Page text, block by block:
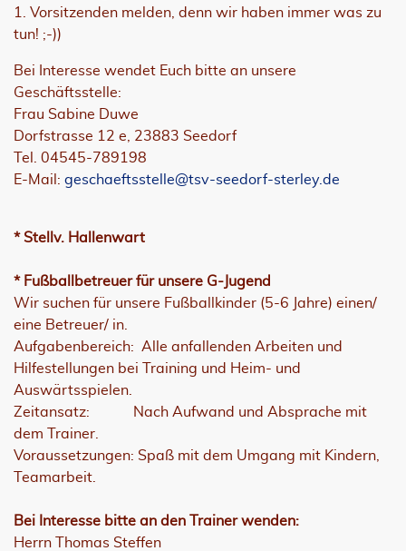
1. Vorsitzenden melden, denn wir haben immer was zu
tun! ;-))
Bei Interesse wendet Euch bitte an unsere
Geschäftsstelle:
Frau Sabine Duwe
Dorfstrasse 12 e, 23883 Seedorf
Tel. 04545-789198
E-Mail: geschaeftsstelle@tsv-seedorf-sterley.de
* Stellv. Hallenwart
* Fußballbetreuer für unsere G-Jugend
Wir suchen für unsere Fußballkinder (5-6 Jahre) einen/
eine Betreuer/ in.
Aufgabenbereich: Alle anfallenden Arbeiten und
Hilfestellungen bei Training und Heim- und
Auswärtsspielen.
Zeitansatz: Nach Aufwand und Absprache mit
dem Trainer.
Voraussetzungen: Spaß mit dem Umgang mit Kindern,
Teamarbeit.
Bei Interesse bitte an den Trainer wenden:
Herrn Thomas Steffen